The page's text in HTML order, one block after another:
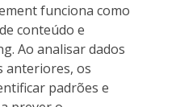
funciona como
conteúdo e
Ao analisar dados
anteriores, os
padrões e